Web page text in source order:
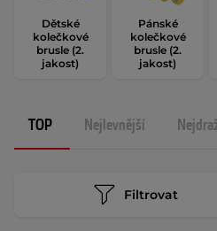
Dětské
kolečkové
brusle (2.
jakost)
Pánské
kolečkové
brusle (2.
jakost)
TOP Nejlevnější
Filtrovat